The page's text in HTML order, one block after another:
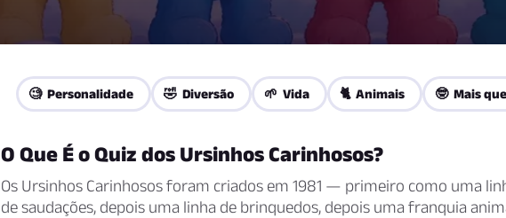
🧐 Personalidade 🤣 Diversão 🌱 Vida 🐈 Animais 🤓 Mais
O Que É o Quiz dos Ursinhos Carinhosos?
Os Ursinhos Carinhosos foram criados em 1981 — primeiro como uma
de saudações, depois uma linha de brinquedos, depois uma franquia